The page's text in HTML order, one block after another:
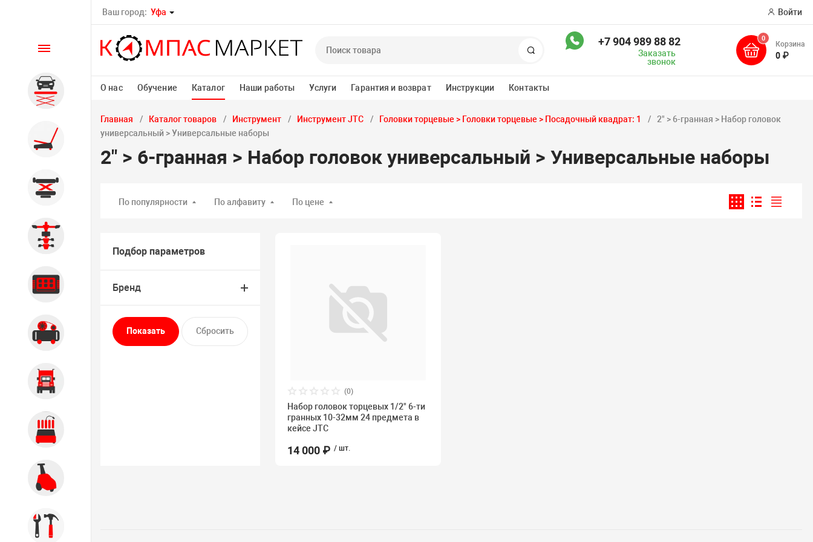
Ваш город: Уфа Войти
Поиск
+7 904 989 88 82
Заказать
звонок
0
Корзина
0 ₽
О нас Обучение Каталог Наши работы Услуги Гарантия и возврат Инструкции Контакты
Каталог
Автомобильные подъемники
Шиномонтажное
Диагностика
Компрессорное оборудование
Главная Каталог товаров Инструмент Инструмент JTC Головки торцевые > Головки торцевые > Посадочный квадрат: 1
2" > 6-гранная > Набор головок
универсальный > Универсальные наборы
2" > 6-гранная > Набор головок универсальный > Универсальные наборы
По популярности По алфавиту По цене
Подбор параметров
Бренд
(0)
Набор головок торцевых 1/2" 6-ти
гранных 10-32мм 24 предмета в
кейсе JTC
14 000 ₽ / шт.